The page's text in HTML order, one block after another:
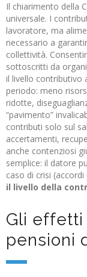
Il chiarimento della
universale. I
lavoratore, ma
necessario a
collettività.
sottoscritti da
il livello contributivo
periodo: meno
ridotte,
“pavimento”
contributi solo sul
accertamenti,
anche contenziosi
semplice: il datore
caso di crisi
il livello della
Gli
pensioni